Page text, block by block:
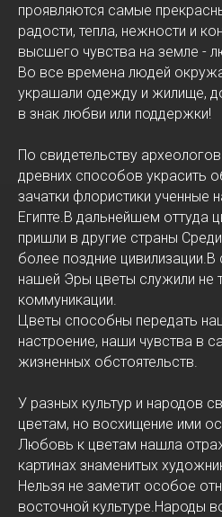
проявляются самые
радости, тепла, нежности и
высшего чувства на земле -
Во все времена людей
украшали одежду и жилище,
в знак любви или поддержки!
По свидетельству
древних способов украсить
зачатки флористики ученные
Египте.В дальнейшем оттуда
пришли в другие страны
более поздние
нашей Эры цветы служили не
коммуникации.
Цветы способны передать
настроение, наши чувства в
жизненных обстоятельств.
У разных культур и народов
цветам, но восхищение ими
Любовь к цветам нашла
картинах знаменитых
Нельзя не заметит особое
восточной культуре.Народы